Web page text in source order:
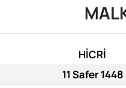
HİCRİ
11 Safer 1448